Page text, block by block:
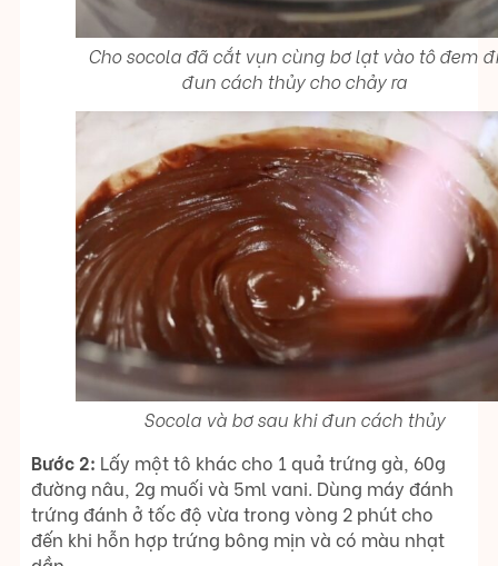
Cho socola đã cắt vụn cùng bơ lạt vào tô đem đi
đun cách thủy cho chảy ra
Socola và bơ sau khi đun cách thủy
Bước 2: Lấy một tô khác cho 1 quả trứng gà, 60g
đường nâu, 2g muối và 5ml vani. Dùng máy đánh
trứng đánh ở tốc độ vừa trong vòng 2 phút cho
đến khi hỗn hợp trứng bông mịn và có màu nhạt